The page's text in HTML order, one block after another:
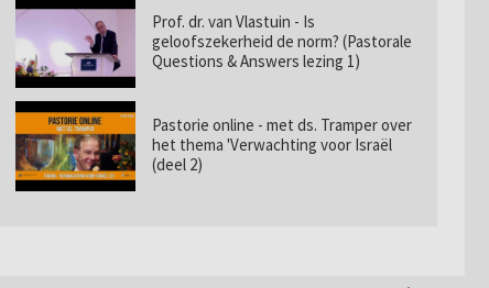
Prof. dr. van Vlastuin - Is
geloofszekerheid de norm? (Pastorale
Questions & Answers lezing 1)
Pastorie online - met ds. Tramper over
het thema 'Verwachting voor Israël
(deel 2)